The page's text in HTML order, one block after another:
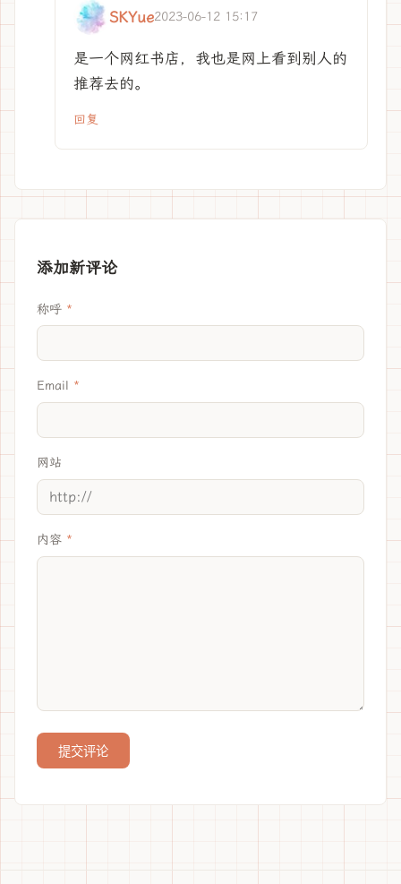
SKYue2023-06-12 15:17
是一个网红书店，我也是网上看到别人的
推荐去的。
回复
添加新评论
称呼
Email
网站
内容
提交评论